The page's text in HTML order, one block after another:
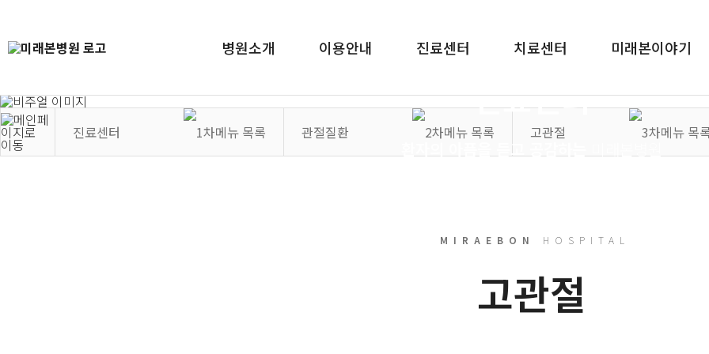
병원소개 이용안내 진료센터 치료센터 미래본이야기
MIRAEBON HOSPITAL
진료센터
환자의 아픔을 듣고 공감하는
진료센터 관절질환 고관절
MIRAEBON HOSPITAL
고관절